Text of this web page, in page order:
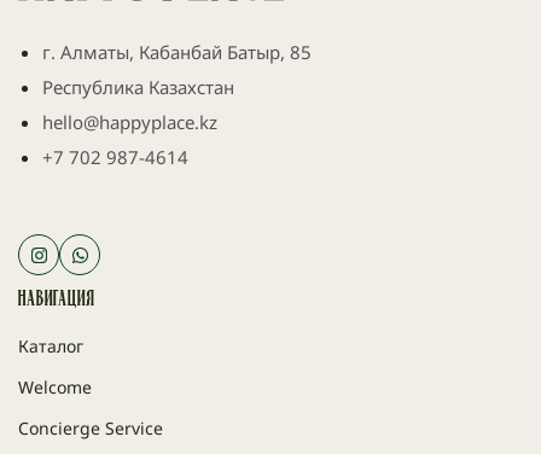
г. Алматы, Кабанбай Батыр, 85
Республика Казахстан
hello@happyplace.kz
+7 702 987-4614
Навигация
Каталог
Welcome
Concierge Service